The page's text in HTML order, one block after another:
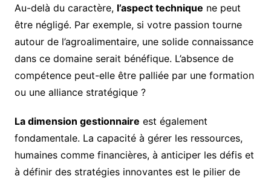
Au-delà du caractère, l’aspect technique ne peut
être négligé. Par exemple, si votre passion tourne
autour de l’agroalimentaire, une solide connaissance
dans ce domaine serait bénéfique. L’absence de
compétence peut-elle être palliée par une formation
ou une alliance stratégique ?
La dimension gestionnaire est également
fondamentale. La capacité à gérer les ressources,
humaines comme financières, à anticiper les défis et
à définir des stratégies innovantes est le pilier de